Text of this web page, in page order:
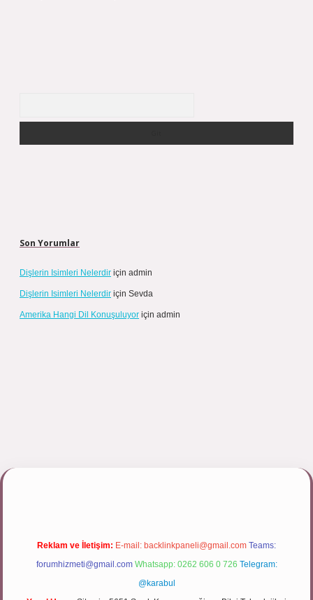
Son Yorumlar
Dişlerin Isimleri Nelerdir için admin
Dişlerin Isimleri Nelerdir için Sevda
Amerika Hangi Dil Konuşuluyor için admin
Reklam ve İletişim: E-mail: backlinkpaneli@gmail.com Teams:
forumhizmeti@gmail.com Whatsapp: 0262 606 0 726 Telegram:
@karabul